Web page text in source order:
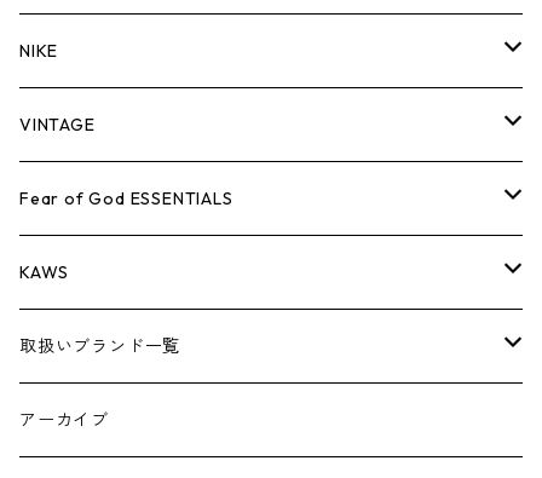
バッグ
シューズ
小物
コラボレーション
×THE NORTH FACE
×COMME des GARCONS
シーズンアイテム
26SS
BOX LOGOアイテム
キャップ・ハット
バッグ
シューズ
小物
パンツ
キャップ・ハット
バッグ
シューズ
小物
ジャケット
パンツ
キャップ・ハット
バッグ
シューズ
小物
シャツ
ジャケット
パンツ
キャップ・ハット
バッグ
シューズ
スウェット/ニット
シャツ
ジャケット
パンツ
キャップ
バッグ
ロンTEE
スウェット/ニット
シャツ
ジャケット
パンツ
キャップ・ハット
Tシャツ
ロンTEE
スウェット/ニット
シャツ
ジャケット
パンツ
NIKE
シューズ
AIR JORDAN 1
AIR JORDAN 3
アパレル・小物
VINTAGE
Tシャツ
ロンTEE
スウェット/ニット
ジャケット
Fear of God ESSENTIALS
Tシャツ
ロンTEE
スウェット/ニット
KAWS
アパレル
小物
取扱いブランド一覧
A
アーカイブ